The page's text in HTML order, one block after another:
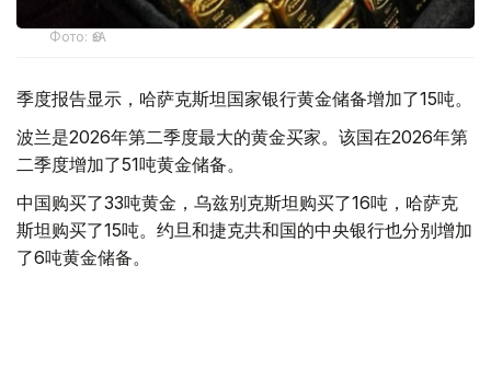
Фото: ӨзА
季度报告显示，哈萨克斯坦国家银行黄金储备增加了15吨。
波兰是2026年第二季度最大的黄金买家。该国在2026年第
二季度增加了51吨黄金储备。
中国购买了33吨黄金，乌兹别克斯坦购买了16吨，哈萨克
斯坦购买了15吨。约旦和捷克共和国的中央银行也分别增加
了6吨黄金储备。